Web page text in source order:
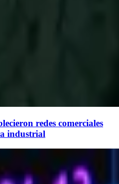
redes comerciales
industrial